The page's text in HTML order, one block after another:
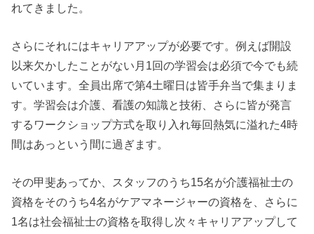
れてきました。
さらにそれにはキャリアアップが必要です。例えば開設
以来欠かしたことがない月1回の学習会は必須で今でも続
いています。全員出席で第4土曜日は皆手弁当で集まりま
す。学習会は介護、看護の知識と技術、さらに皆が発言
するワークショップ方式を取り入れ毎回熱気に溢れた4時
間はあっという間に過ぎます。
その甲斐あってか、スタッフのうち15名が介護福祉士の
資格をそのうち4名がケアマネージャーの資格を、さらに
1名は社会福祉士の資格を取得し次々キャリアアップして